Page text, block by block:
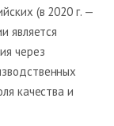
(в 2020 г. —
является
через
качества и